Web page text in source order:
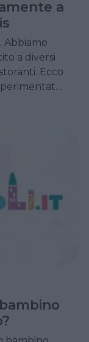
a
Abbiamo
a diversi
Ecco